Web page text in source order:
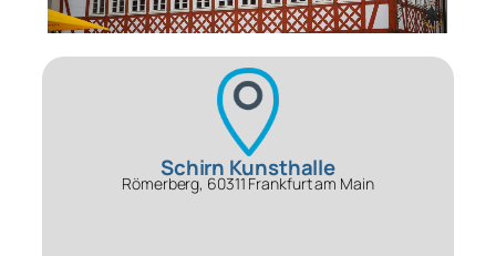
Schirn Kunsthalle
Römerberg, 60311 Frankfurt am Main